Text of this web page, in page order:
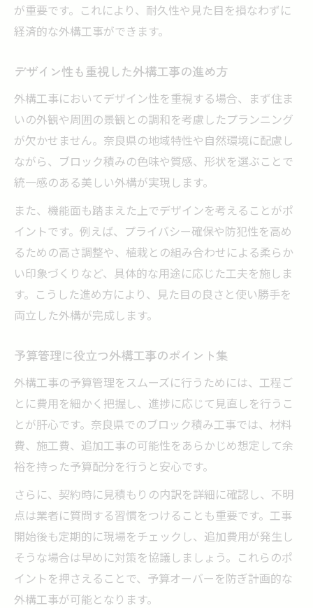
が重要です。これにより、耐久性や見た目を損なわずに
経済的な外構工事ができます。
デザイン性も重視した外構工事の進め方
外構工事においてデザイン性を重視する場合、まず住ま
いの外観や周囲の景観との調和を考慮したプランニング
が欠かせません。奈良県の地域特性や自然環境に配慮し
ながら、ブロック積みの色味や質感、形状を選ぶことで
統一感のある美しい外構が実現します。
また、機能面も踏まえた上でデザインを考えることがポ
イントです。例えば、プライバシー確保や防犯性を高め
るための高さ調整や、植栽との組み合わせによる柔らか
い印象づくりなど、具体的な用途に応じた工夫を施しま
す。こうした進め方により、見た目の良さと使い勝手を
両立した外構が完成します。
予算管理に役立つ外構工事のポイント集
外構工事の予算管理をスムーズに行うためには、工程ご
とに費用を細かく把握し、進捗に応じて見直しを行うこ
とが肝心です。奈良県でのブロック積み工事では、材料
費、施工費、追加工事の可能性をあらかじめ想定して余
裕を持った予算配分を行うと安心です。
さらに、契約時に見積もりの内訳を詳細に確認し、不明
点は業者に質問する習慣をつけることも重要です。工事
開始後も定期的に現場をチェックし、追加費用が発生し
そうな場合は早めに対策を協議しましょう。これらのポ
イントを押さえることで、予算オーバーを防ぎ計画的な
外構工事が可能となります。